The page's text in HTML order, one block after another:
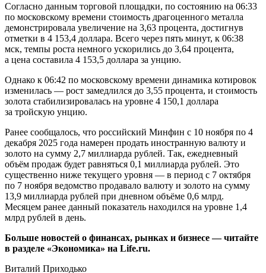
Согласно данным торговой площадки, по состоянию на 06:33
по московскому времени стоимость драгоценного металла
демонстрировала увеличение на 3,63 процента, достигнув
отметки в 4 153,4 доллара. Всего через пять минут, к 06:38
мск, темпы роста немного ускорились до 3,64 процента,
а цена составила 4 153,5 доллара за унцию.
Однако к 06:42 по московскому времени динамика котировок
изменилась — рост замедлился до 3,55 процента, и стоимость
золота стабилизировалась на уровне 4 150,1 доллара
за тройскую унцию.
Ранее сообщалось, что российский Минфин с 10 ноября по 4
декабря 2025 года намерен продать иностранную валюту и
золото на сумму 2,7 миллиарда рублей. Так, ежедневный
объём продаж будет равняться 0,1 миллиарда рублей. Это
существенно ниже текущего уровня — в период с 7 октября
по 7 ноября ведомство продавало валюту и золото на сумму
13,9 миллиарда рублей при дневном объёме 0,6 млрд.
Месяцем ранее данный показатель находился на уровне 1,4
млрд рублей в день.
Больше новостей о финансах, рынках и бизнесе — читайте
в разделе «Экономика» на Life.ru.
Виталий Приходько